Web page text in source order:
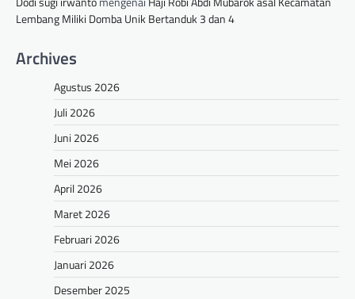
Lembang Miliki Domba Unik Bertanduk 3 dan 4
Archives
Agustus 2026
Juli 2026
Juni 2026
Mei 2026
April 2026
Maret 2026
Februari 2026
Januari 2026
Desember 2025